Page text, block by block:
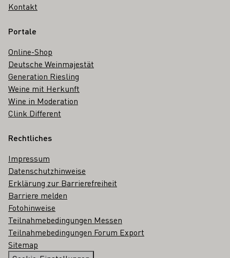
Kontakt
Portale
Online-Shop
Deutsche Weinmajestät
Generation Riesling
Weine mit Herkunft
Wine in Moderation
Clink Different
Rechtliches
Impressum
Datenschutzhinweise
Erklärung zur Barrierefreiheit
Barriere melden
Fotohinweise
Teilnahmebedingungen Messen
Teilnahmebedingungen Forum Export
Sitemap